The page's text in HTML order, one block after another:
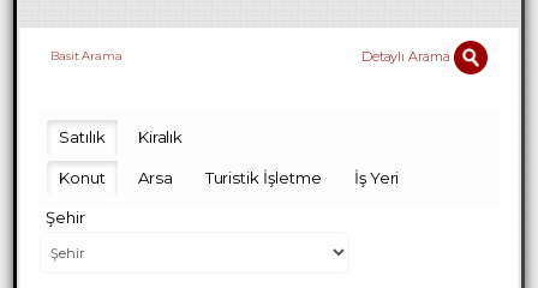
Basit Arama Detaylı Arama
Satılık Kiralık
Konut Arsa Turistik İşletme İş Yeri
Şehir